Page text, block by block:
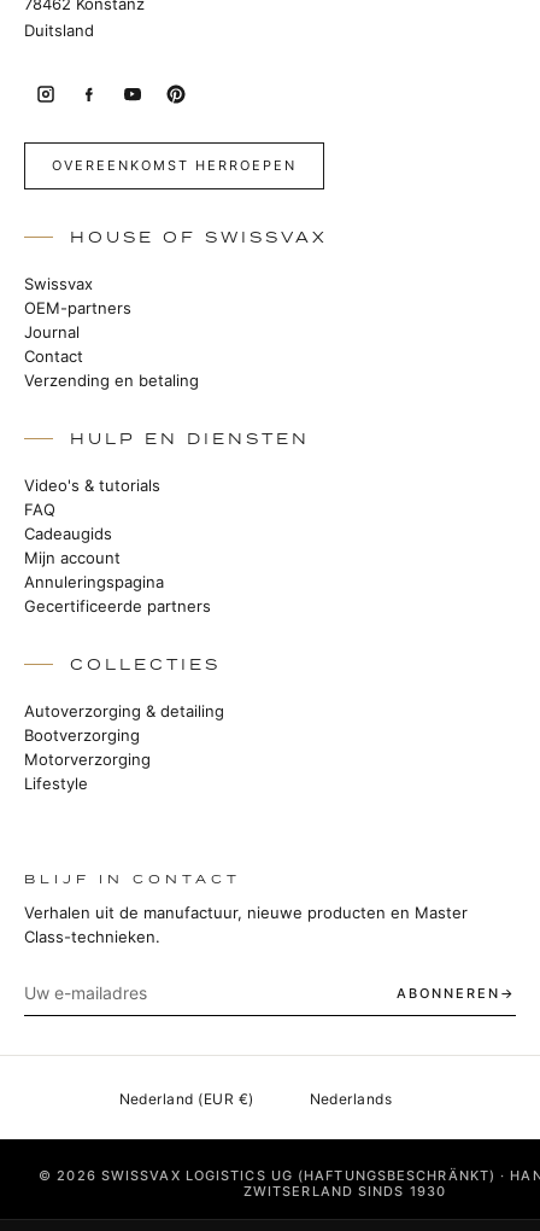
Duitsland
OVEREENKOMST HERROEPEN
HOUSE OF SWISSVAX
Swissvax
OEM-partners
Journal
Contact
Verzending en betaling
HULP EN DIENSTEN
Video's & tutorials
FAQ
Cadeaugids
Mijn account
Annuleringspagina
Gecertificeerde partners
COLLECTIES
Autoverzorging & detailing
Bootverzorging
Motorverzorging
Lifestyle
BLIJF IN CONTACT
Verhalen uit de manufactuur, nieuwe producten en Master
Class-technieken.
ABONNEREN
© 2026 SWISSVAX LOGISTICS UG (HAFTUNGSBESCHRÄNKT) ·
ZWITSERLAND SINDS 1930